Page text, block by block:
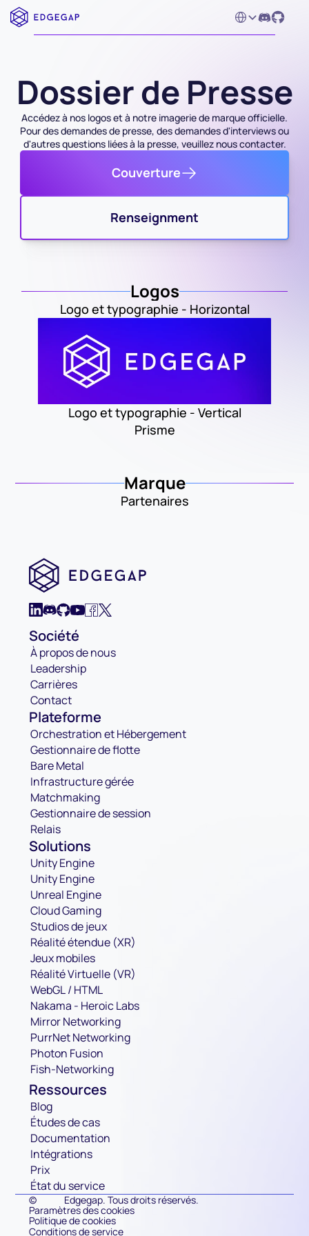
Select Language
Dossier de Presse
Accédez à nos logos et à notre imagerie de marque officielle.
Pour des demandes de presse, des demandes d'interviews ou
d'autres questions liées à la presse, veuillez nous contacter.
Couverture
Renseignment
Logos
Logo et typographie - Horizontal
Logo et typographie - Vertical
Prisme
Marque
Partenaires
Société
À propos de nous
Leadership
Carrières
Contact
Plateforme
Orchestration et Hébergement
Gestionnaire de flotte
Bare Metal
Infrastructure gérée
Matchmaking
Gestionnaire de session
Relais
Solutions
Unity Engine
Unity Engine
Unreal Engine
Cloud Gaming
Studios de jeux
Réalité étendue (XR)
Jeux mobiles
Réalité Virtuelle (VR)
WebGL / HTML
Nakama - Heroic Labs
Mirror Networking
PurrNet Networking
Photon Fusion
Fish-Networking
Ressources
Blog
Études de cas
Documentation
Intégrations
Prix
État du service
© Edgegap. Tous droits réservés.
Paramètres des cookies
Politique de cookies
Conditions de service